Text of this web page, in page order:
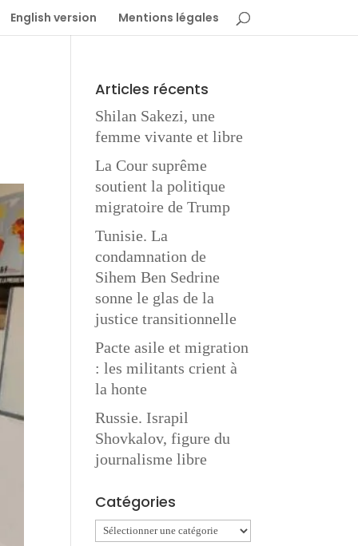
English version Mentions légales
Articles récents
Shilan Sakezi, une
femme vivante et libre
La Cour suprême
soutient la politique
migratoire de Trump
Tunisie. La
condamnation de
Sihem Ben Sedrine
sonne le glas de la
justice transitionnelle
Pacte asile et migration
: les militants crient à
la honte
Russie. Israpil
Shovkalov, figure du
journalisme libre
Catégories
Catégories